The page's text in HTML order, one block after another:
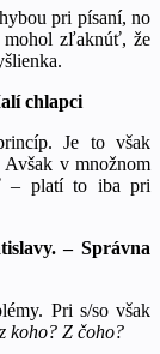
pri písaní, no
mohol zľaknúť, že
chlapci
Je to však
v množnom
– platí to iba pri
– Správna
Pri s/so však
z koho? Z čoho?